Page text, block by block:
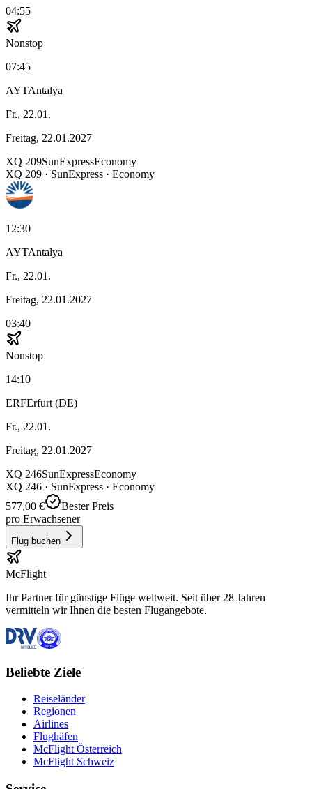
04:55
Nonstop
07:45
AYTAntalya
Fr., 22.01.
Freitag, 22.01.2027
XQ 209SunExpressEconomy
XQ 209 · SunExpress · Economy
12:30
AYTAntalya
Fr., 22.01.
Freitag, 22.01.2027
03:40
Nonstop
14:10
ERFErfurt (DE)
Fr., 22.01.
Freitag, 22.01.2027
XQ 246SunExpressEconomy
XQ 246 · SunExpress · Economy
577,00 €
Bester Preis
pro Erwachsener
Flug buchen
McFlight
Ihr Partner für günstige Flüge weltweit. Seit über 28 Jahren
vermitteln wir Ihnen die besten Flugangebote.
Beliebte Ziele
Reiseländer
Regionen
Airlines
Flughäfen
McFlight Österreich
McFlight Schweiz